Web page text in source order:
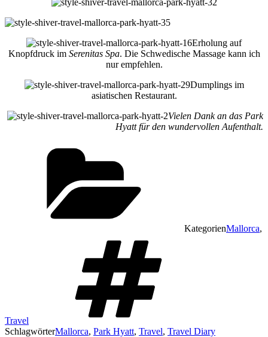
Erholung auf
Knopfdruck im Serenitas Spa. Die Schwedische Massage kann ich
nur empfehlen.
Dumplings im
asiatischen Restaurant.
Vielen Dank an das Park
Hyatt für den wundervollen Aufenthalt.
KategorienMallorca,
Travel
SchlagwörterMallorca, Park Hyatt, Travel, Travel Diary